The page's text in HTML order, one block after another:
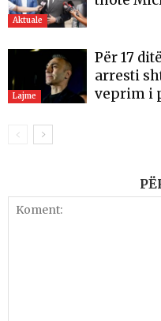
Aktuale
Lajme
Për 17
arresti
veprim i